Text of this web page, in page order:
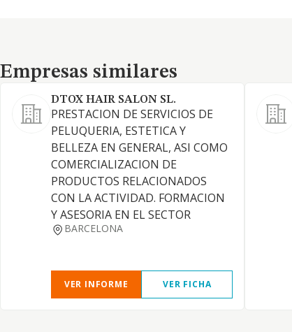
Empresas similares
Empresas similares
DTOX HAIR SALON SL.
PRESTACION DE SERVICIOS DE
PELUQUERIA, ESTETICA Y
BELLEZA EN GENERAL, ASI COMO
COMERCIALIZACION DE
PRODUCTOS RELACIONADOS
CON LA ACTIVIDAD. FORMACION
Y ASESORIA EN EL SECTOR
BARCELONA
VER INFORME VER FICHA